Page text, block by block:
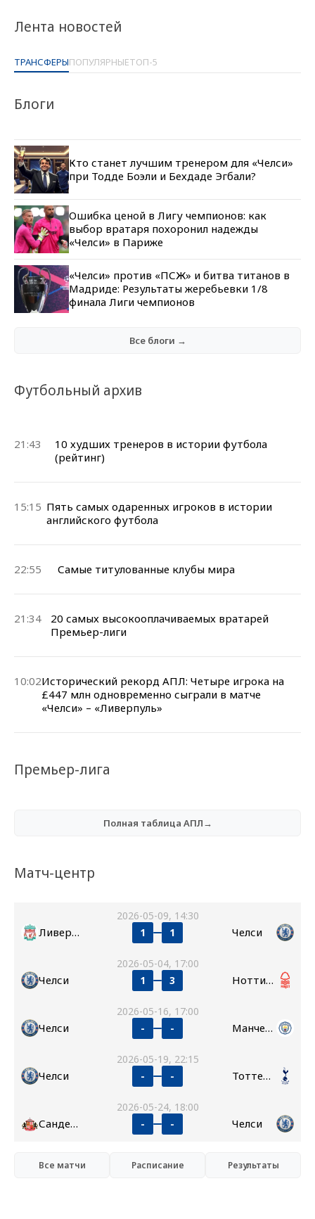
Лента новостей
ТРАНСФЕРЫПОПУЛЯРНЫЕТОП-5
Блоги
Кто станет лучшим тренером для «Челси»
при Тодде Боэли и Бехдаде Эгбали?
Ошибка ценой в Лигу чемпионов: как
выбор вратаря похоронил надежды
«Челси» в Париже
«Челси» против «ПСЖ» и битва титанов в
Мадриде: Результаты жеребьевки 1/8
финала Лиги чемпионов
Все блоги →
Футбольный архив
21:43
10 худших тренеров в истории футбола
(рейтинг)
15:15 Пять самых одаренных игроков в истории
английского футбола
22:55 Самые титулованные клубы мира
21:34
20 самых высокооплачиваемых вратарей
Премьер-лиги
10:02Исторический рекорд АПЛ: Четыре игрока на
£447 млн одновременно сыграли в матче
«Челси» – «Ливерпуль»
Премьер-лига
Полная таблица АПЛ→
Матч-центр
2026-05-09, 14:30
Ливерпуль 1 1 Челси
2026-05-04, 17:00
Челси 1 3 Ноттингем Форест
2026-05-16, 17:00
Челси - - Манчестер Сити
2026-05-19, 22:15
Челси - - Тоттенхэм
2026-05-24, 18:00
Сандерленд - - Челси
Все матчи Расписание Результаты